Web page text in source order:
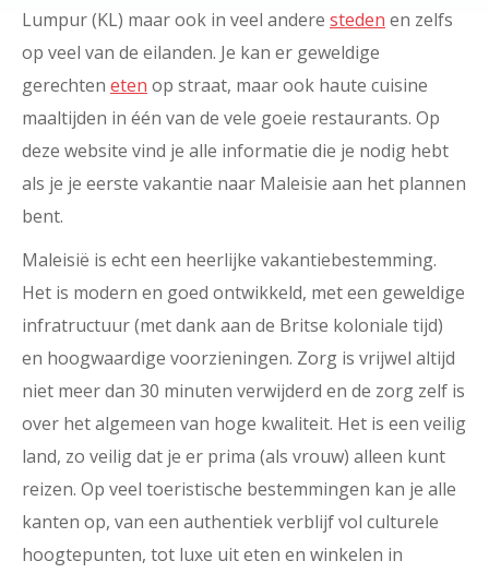
Lumpur (KL) maar ook in veel andere steden en zelfs
op veel van de eilanden. Je kan er geweldige
gerechten eten op straat, maar ook haute cuisine
maaltijden in één van de vele goeie restaurants. Op
deze website vind je alle informatie die je nodig hebt
als je je eerste vakantie naar Maleisie aan het plannen
bent.
Maleisië is echt een heerlijke vakantiebestemming.
Het is modern en goed ontwikkeld, met een geweldige
infratructuur (met dank aan de Britse koloniale tijd)
en hoogwaardige voorzieningen. Zorg is vrijwel altijd
niet meer dan 30 minuten verwijderd en de zorg zelf is
over het algemeen van hoge kwaliteit. Het is een veilig
land, zo veilig dat je er prima (als vrouw) alleen kunt
reizen. Op veel toeristische bestemmingen kan je alle
kanten op, van een authentiek verblijf vol culturele
hoogtepunten, tot luxe uit eten en winkelen in